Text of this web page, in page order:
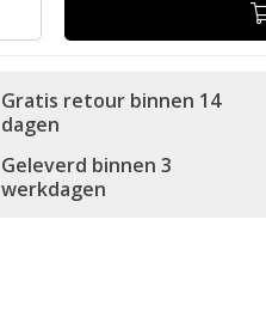
Gratis retour binnen 14
dagen
Geleverd binnen 3
werkdagen